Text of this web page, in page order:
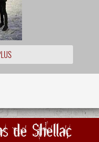
de Shellac